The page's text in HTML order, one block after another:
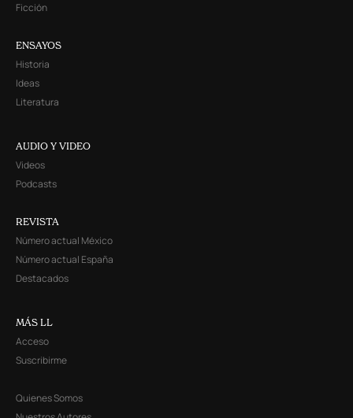
Ficción
ENSAYOS
Historia
Ideas
Literatura
AUDIO Y VIDEO
Videos
Podcasts
REVISTA
Número actual México
Número actual España
Destacados
MÁS LL
Acceso
Suscribirme
Quienes Somos